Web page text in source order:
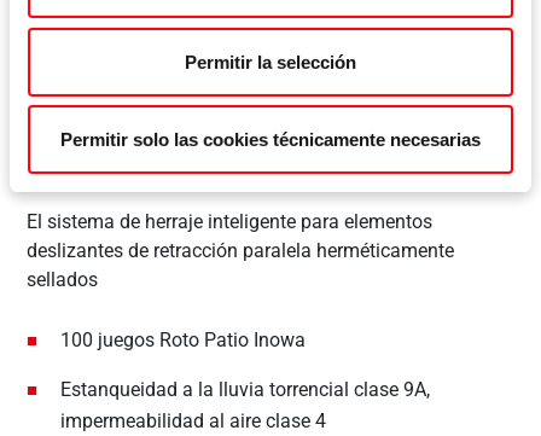
Permitir la selección
Permitir solo las cookies técnicamente necesarias
Roto Patio Inowa
El sistema de herraje inteligente para elementos
deslizantes de retracción paralela herméticamente
sellados
100 juegos Roto Patio Inowa
Estanqueidad a la lluvia torrencial clase 9A,
impermeabilidad al aire clase 4